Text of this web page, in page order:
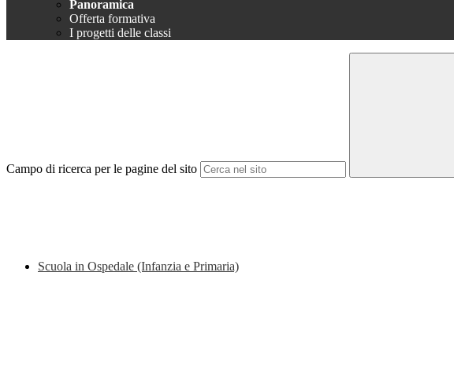
Panoramica
Offerta formativa
I progetti delle classi
Campo di ricerca per le pagine del sito
Scuola in Ospedale (Infanzia e Primaria)